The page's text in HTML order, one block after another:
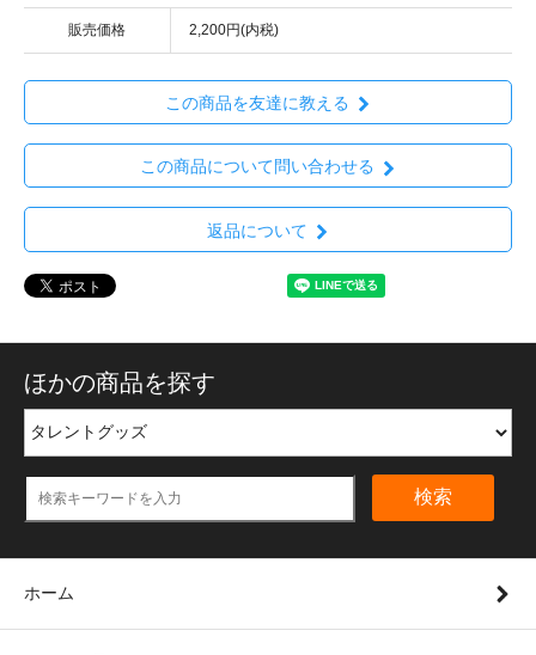
販売価格 2,200円(内税)
この商品を友達に教える
この商品について問い合わせる
返品について
ほかの商品を探す
検索
ホーム